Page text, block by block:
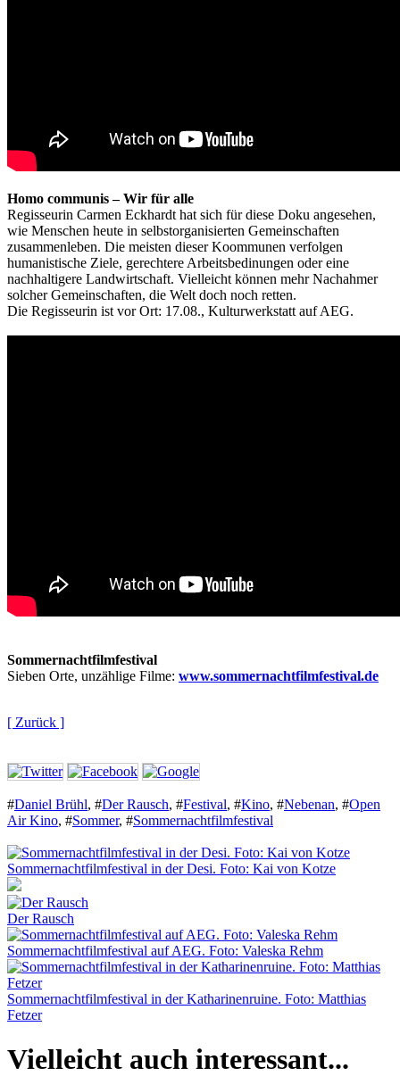
Homo communis – Wir für alle
Regisseurin Carmen Eckhardt hat sich für diese Doku angesehen,
wie Menschen heute in selbstorganisierten Gemeinschaften
zusammenleben. Die meisten dieser Koommunen verfolgen
humanistische Ziele, gerechtere Arbeitsbedinungen oder eine
nachhaltigere Landwirtschaft. Vielleicht können mehr Nachahmer
solcher Gemeinschaften, die Welt doch noch retten.
Die Regisseurin ist vor Ort: 17.08., Kulturwerkstatt auf AEG.
Sommernachtfilmfestival
Sieben Orte, unzählige Filme: www.sommernachtfilmfestival.de
[ Zurück ]
#Daniel Brühl, #Der Rausch, #Festival, #Kino, #Nebenan, #Open
Air Kino, #Sommer, #Sommernachtfilmfestival
Sommernachtfilmfestival in der Desi. Foto: Kai von Kotze
Der Rausch
Sommernachtfilmfestival auf AEG. Foto: Valeska Rehm
Sommernachtfilmfestival in der Katharinenruine. Foto: Matthias
Fetzer
Vielleicht auch interessant...